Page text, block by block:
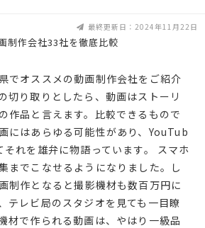
最終更新日：2024年11月22日
でオススメの動画制作会社をご紹介
切り取りとしたら、動画はストーリ
作品と言えます。比較できるもので
にはあらゆる可能性があり、YouTub
れを雄弁に物語っています。 スマホ
までこなせるようになりました。し
制作となると撮影機材も数百万円に
テレビ局のスタジオを見ても一目瞭
材で作られる動画は、やはり一級品